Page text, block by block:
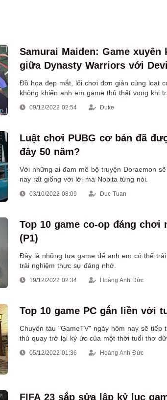
Samurai Maiden: Game
giữa Dynasty Warriors với
Đồ họa đẹp mắt, lối chơi đơn giản cùng loạt
không khiến anh em game thủ thất vọng khi
09/12/2022 02:54 Duke
Luật chơi PUBG cơ bản đã
đây 50 năm?
Với những ai đam mê bộ truyện Doraemon
nay rất giống với lời mà Nobita từng nói.
03/10/2022 08:09 Duc Tuan
Top 10 game co-op đáng chơi
(P1)
Đây là những tựa game để anh em có thể
trải nghiệm thực sự đáng nhớ.
19/12/2022 02:34 Hoàng Anh Đức
Top 10 game PC gắn liền với
Chuyến tàu "GameTV" ngày hôm nay sẽ
thủ quay trở lại ký ức của một thời tuổi thơ
không thể nào quên.
05/12/2022 01:36 Hoàng Anh Đức
FIFA 23 sắp sửa lập kỷ lục